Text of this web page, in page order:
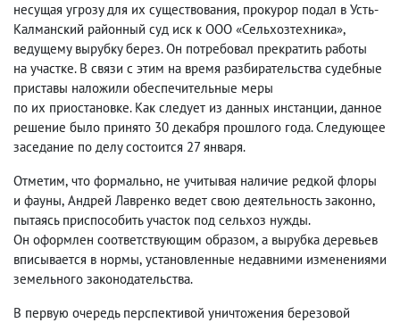
несущая угрозу для их существования, прокурор подал в Усть-
Калманский районный суд иск к ООО «Сельхозтехника»,
ведущему вырубку берез. Он потребовал прекратить работы
на участке. В связи с этим на время разбирательства судебные
приставы наложили обеспечительные меры
по их приостановке. Как следует из данных инстанции, данное
решение было принято 30 декабря прошлого года. Следующее
заседание по делу состоится 27 января.
Отметим, что формально, не учитывая наличие редкой флоры
и фауны, Андрей Лавренко ведет свою деятельность законно,
пытаясь приспособить участок под сельхоз нужды.
Он оформлен соответствующим образом, а вырубка деревьев
вписывается в нормы, установленные недавними изменениями
земельного законодательства.
В первую очередь перспективой уничтожения березовой